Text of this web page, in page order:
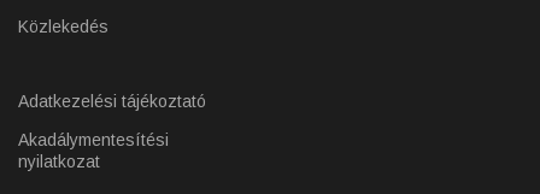
Közlekedés
Adatkezelési tájékoztató
Akadálymentesítési
nyilatkozat